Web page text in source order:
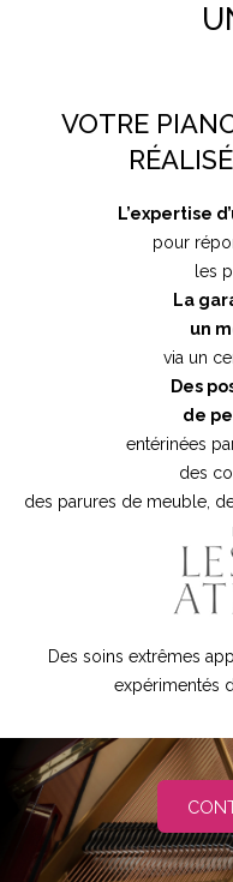
VOTRE
L’expertise
pour
les
La
un
via un
Des
de
entérinées
des
des parures de meuble,
Des soins extrêmes
expérimentés